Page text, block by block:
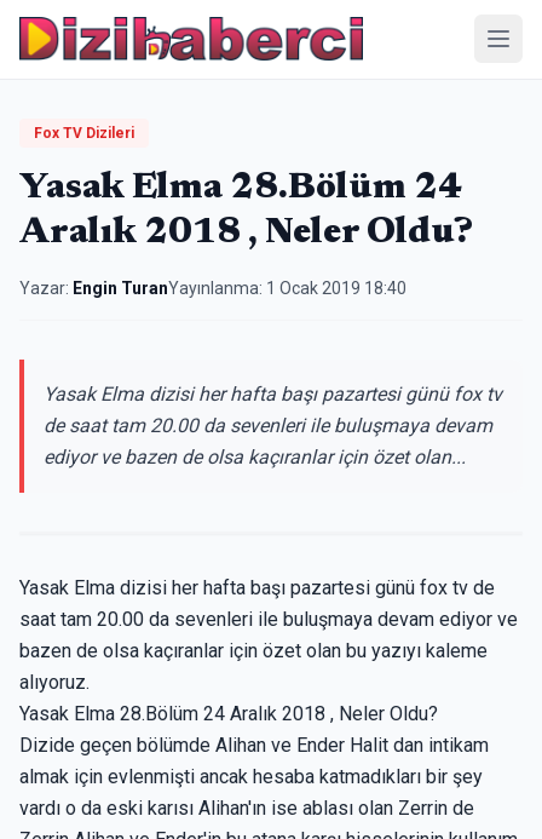
Fox TV Dizileri
Yasak Elma 28.Bölüm 24
Aralık 2018 , Neler Oldu?
Yazar: Engin TuranYayınlanma: 1 Ocak 2019 18:40
Yasak Elma dizisi her hafta başı pazartesi günü fox tv
de saat tam 20.00 da sevenleri ile buluşmaya devam
ediyor ve bazen de olsa kaçıranlar için özet olan...
Yasak Elma dizisi her hafta başı pazartesi günü fox tv de
saat tam 20.00 da sevenleri ile buluşmaya devam ediyor ve
bazen de olsa kaçıranlar için özet olan bu yazıyı kaleme
alıyoruz.
Yasak Elma 28.Bölüm 24 Aralık 2018 , Neler Oldu?
Dizide geçen bölümde Alihan ve Ender Halit dan intikam
almak için evlenmişti ancak hesaba katmadıkları bir şey
vardı o da eski karısı Alihan'ın ise ablası olan Zerrin de